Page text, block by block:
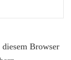
Browser